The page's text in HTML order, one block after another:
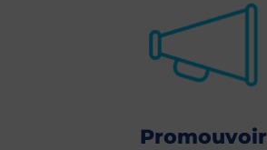
Promouvoir